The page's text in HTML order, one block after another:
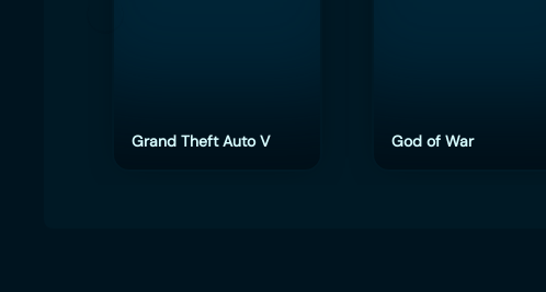
Grand Theft Auto V God of War